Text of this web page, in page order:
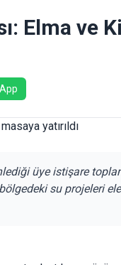
Elma ve
üye istişare
su projeleri